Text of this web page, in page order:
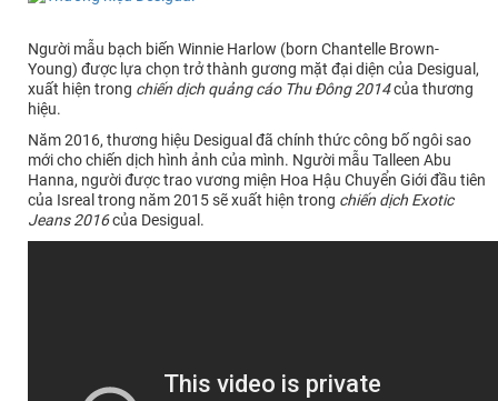
Người mẫu bạch biến Winnie Harlow (born Chantelle Brown-
Young) được lựa chọn trở thành gương mặt đại diện của Desigual,
xuất hiện trong chiến dịch quảng cáo Thu Đông 2014của thương
hiệu.
Năm 2016, thương hiệu Desigual đã chính thức công bố ngôi sao
mới cho chiến dịch hình ảnh của mình. Người mẫu Talleen Abu
Hanna, người được trao vương miện Hoa Hậu Chuyển Giới đầu tiên
của Isreal trong năm 2015 sẽ xuất hiện trong chiến dịch Exotic
Jeans 2016của Desigual.